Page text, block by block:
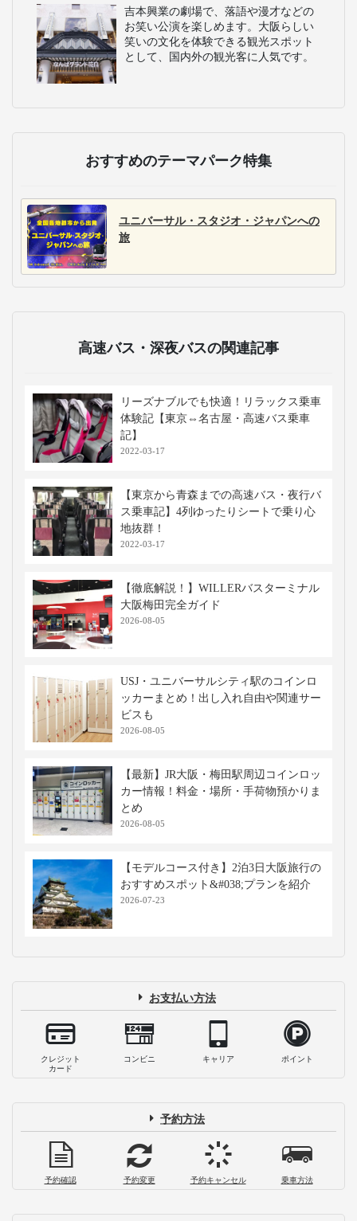
吉本興業の劇場で、落語や漫才などの
お笑い公演を楽しめます。大阪らしい
笑いの文化を体験できる観光スポット
として、国内外の観光客に人気です。
おすすめのテーマパーク特集
ユニバーサル・スタジオ・ジャパンへの
旅
高速バス・深夜バスの関連記事
リーズナブルでも快適！リラックス乗車
体験記【東京⇔名古屋・高速バス乗車
記】
2022-03-17
【東京から青森までの高速バス・夜行バ
ス乗車記】4列ゆったりシートで乗り心
地抜群！
2022-03-17
【徹底解説！】WILLERバスターミナル
大阪梅田完全ガイド
2026-08-05
USJ・ユニバーサルシティ駅のコインロ
ッカーまとめ！出し入れ自由や関連サー
ビスも
2026-08-05
【最新】JR大阪・梅田駅周辺コインロッ
カー情報！料金・場所・手荷物預かりま
とめ
2026-08-05
【モデルコース付き】2泊3日大阪旅行の
おすすめスポット&#038;プランを紹介
2026-07-23
お支払い方法
クレジット
カード
コンビニ キャリア ポイント
予約方法
予約確認 予約変更 予約キャンセル 乗車方法